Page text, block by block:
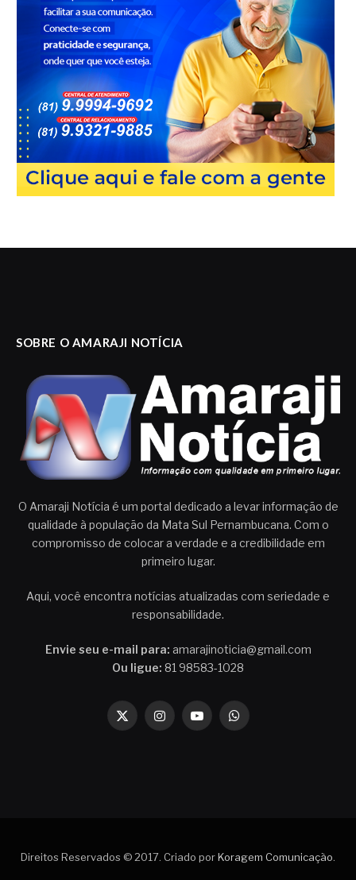
SOBRE O AMARAJI NOTÍCIA
O Amaraji Notícia é um portal dedicado a levar informação de
qualidade à população da Mata Sul Pernambucana. Com o
compromisso de colocar a verdade e a credibilidade em
primeiro lugar.
Aqui, você encontra notícias atualizadas com seriedade e
responsabilidade.
Envie seu e-mail para: amarajinoticia@gmail.com
Ou ligue: 81 98583-1028
X
InstagramYouTubeWhatsApp
Direitos Reservados © 2017. Criado porKoragem Comunicação.